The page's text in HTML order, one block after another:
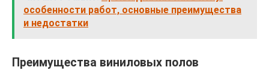
особенности работ, основные преимущества
и недостатки
Преимущества виниловых полов